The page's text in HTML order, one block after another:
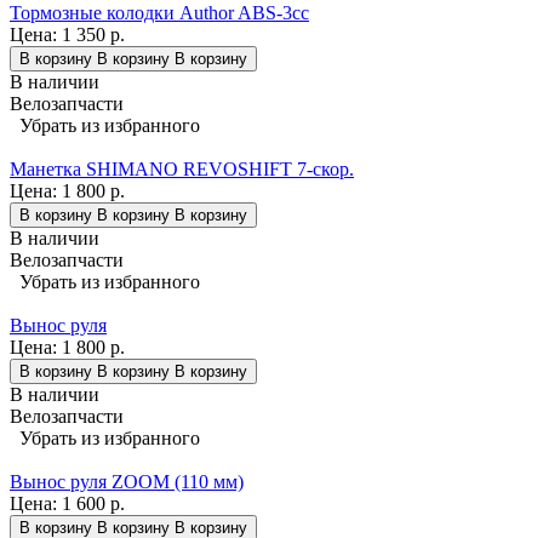
Тормозные колодки Author ABS-3cc
Цена: 1 350 р.
В корзину В корзину В корзину
В наличии
Велозапчасти
Убрать из избранного
Манетка SHIMANO REVOSHIFT 7-скор.
Цена: 1 800 р.
В корзину В корзину В корзину
В наличии
Велозапчасти
Убрать из избранного
Вынос руля
Цена: 1 800 р.
В корзину В корзину В корзину
В наличии
Велозапчасти
Убрать из избранного
Вынос руля ZOOM (110 мм)
Цена: 1 600 р.
В корзину В корзину В корзину